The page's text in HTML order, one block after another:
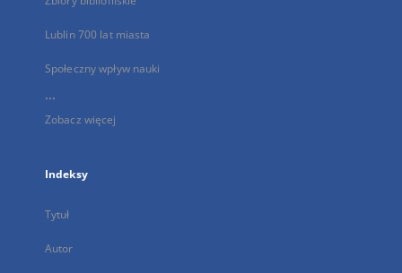
Lublin 700 lat miasta
Społeczny wpływ nauki
...
Zobacz więcej
Indeksy
Tytuł
Autor